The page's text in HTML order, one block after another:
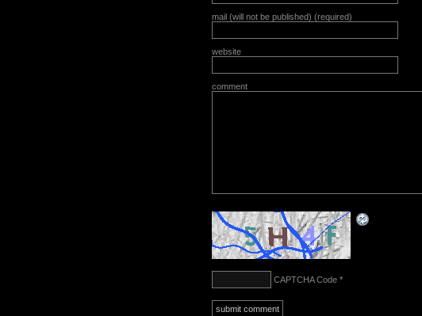
mail (will not be published) (required)
website
comment
CAPTCHA Code *